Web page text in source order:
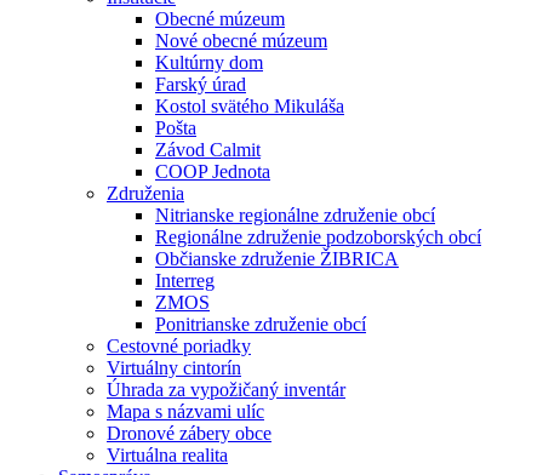
Obecné múzeum
Nové obecné múzeum
Kultúrny dom
Farský úrad
Kostol svätého Mikuláša
Pošta
Závod Calmit
COOP Jednota
Združenia
Nitrianske regionálne združenie obcí
Regionálne združenie podzoborských obcí
Občianske združenie ŽIBRICA
Interreg
ZMOS
Ponitrianske združenie obcí
Cestovné poriadky
Virtuálny cintorín
Úhrada za vypožičaný inventár
Mapa s názvami ulíc
Dronové zábery obce
Virtuálna realita